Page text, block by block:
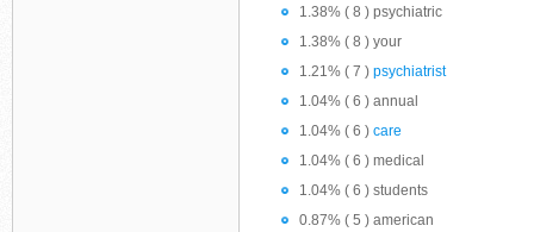
1.38% ( 8 ) psychiatric
1.38% ( 8 ) your
1.21% ( 7 ) psychiatrist
1.04% ( 6 ) annual
1.04% ( 6 ) care
1.04% ( 6 ) medical
1.04% ( 6 ) students
0.87% ( 5 ) american